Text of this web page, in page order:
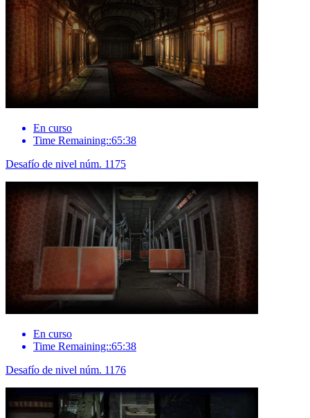
En curso
Time Remaining::65:38
Desafío de nivel núm. 1175
En curso
Time Remaining::65:38
Desafío de nivel núm. 1176